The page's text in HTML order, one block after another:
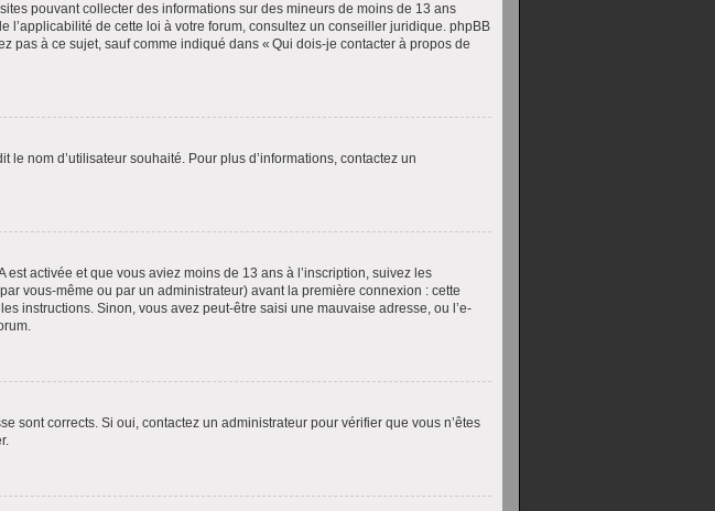
pouvant collecter des informations sur des mineurs de moins de 13 ans
l’applicabilité de cette loi à votre forum, consultez un conseiller juridique. phpBB
pas à ce sujet, sauf comme indiqué dans « Qui dois-je contacter à propos de
nom d’utilisateur souhaité. Pour plus d’informations, contactez un
est activée et que vous aviez moins de 13 ans à l’inscription, suivez les
vous-même ou par un administrateur) avant la première connexion : cette
instructions. Sinon, vous avez peut-être saisi une mauvaise adresse, ou l’e-
sont corrects. Si oui, contactez un administrateur pour vérifier que vous n’êtes